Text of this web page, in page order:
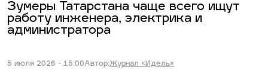
Зумеры Татарстана чаще всего ищут
работу инженера, электрика и
администратора
5 июля 2026 - 15:00Автор:Журнал «Идель»